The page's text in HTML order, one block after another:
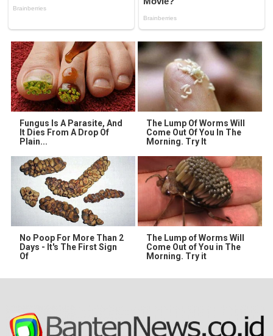
Fungus Is A Parasite, And
It Dies From A Drop Of
Plain...
The Lump Of Worms Will
Come Out Of You In The
Morning. Try It
No Poop For More Than 2
Days - It's The First Sign
Of
The Lump of Worms Will
Come Out of You in The
Morning. Try it